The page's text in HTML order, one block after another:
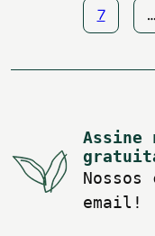
7
…
Assine
email!